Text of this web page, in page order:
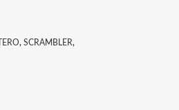
, SCRAMBLER,